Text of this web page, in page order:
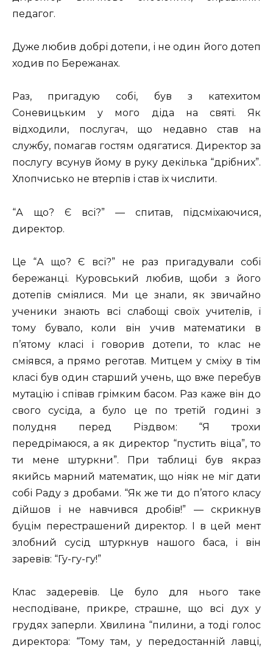
педагог.
Дуже любив добрі дотепи, і не один його дотеп
ходив по Бережанах.
Раз, пригадую собі, був з катехитом
Соневицьким у мого діда на святі. Як
відходили, послугач, що недавно став на
службу, помагав гостям одягатися. Директор за
послугу всунув йому в руку декілька “дрібних”.
Хлопчисько не втерпів і став їх числити.
“А що? Є всі?” — спитав, підсміхаючися,
директор.
Це “А що? Є всі?” не раз пригадували собі
бережанці. Куровський любив, щоби з його
дотепів сміялися. Ми це знали, як звичайно
ученики знають всі слабощі своїх учителів, ї
тому бувало, коли він учив математики в
п’ятому класі і говорив дотепи, то клас не
сміявся, а прямо реготав. Митцем у сміху в тім
класі був один старший учень, що вже перебув
мутацію і співав грімким басом. Раз каже він до
свого сусіда, а було це по третій годині з
полудня перед Різдвом: “Я трохи
передрімаюся, а як директор “пустить віца”, то
ти мене штуркни”. При таблиці був якраз
якийсь марний математик, що ніяк не міг дати
собі Раду з дробами. “Як же ти до п’ятого класу
дійшов і не навчився дробів!” — скрикнув
буцім перестрашений директор. І в цей мент
злобний сусід штуркнув нашого баса, і він
заревів: “Гу-гу-гу!”
Клас задеревів. Це було для нього таке
несподіване, прикре, страшне, що всі дух у
грудях заперли. Хвилина “пилини, а тоді голос
директора: “Тому там, у передостанній лавці,